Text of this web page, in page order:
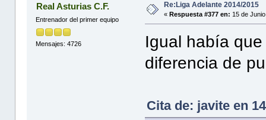
Real Asturias C.F.
Entrenador del primer equipo
Mensajes: 4726
Re:Liga Adelante 2014/2015
« Respuesta #377 en: 15 de
Igual había
diferencia de
Cita de: javite en